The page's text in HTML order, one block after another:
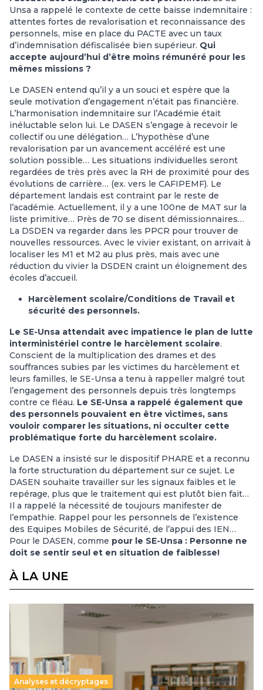
Unsa a rappelé le contexte de cette baisse indemnitaire :
attentes fortes de revalorisation et reconnaissance des
personnels, mise en place du PACTE avec un taux
d’indemnisation défiscalisée bien supérieur. Qui
accepte aujourd’hui d’être moins rémunéré pour les
mêmes missions ?
Le DASEN entend qu’il y a un souci et espère que la
seule motivation d’engagement n’était pas financière.
L’harmonisation indemnitaire sur l’Académie était
inéluctable selon lui. Le DASEN s’engage à recevoir le
collectif ou une délégation… L’hypothèse d’une
revalorisation par un avancement accéléré est une
solution possible… Les situations individuelles seront
regardées de très près avec la RH de proximité pour des
évolutions de carrière… (ex. vers le CAFIPEMF). Le
département landais est contraint par le reste de
l’académie. Actuellement, il y a une 100ne de MAT sur la
liste primitive… Près de 70 se disent démissionnaires…
La DSDEN va regarder dans les PPCR pour trouver de
nouvelles ressources. Avec le vivier existant, on arrivait à
localiser les M1 et M2 au plus près, mais avec une
réduction du vivier la DSDEN craint un éloignement des
écoles d’accueil.
Harcèlement scolaire/Conditions de Travail et
sécurité des personnels.
Le SE-Unsa attendait avec impatience le plan de lutte
interministériel contre le harcèlement scolaire.
Conscient de la multiplication des drames et des
souffrances subies par les victimes du harcèlement et
leurs familles, le SE-Unsa a tenu à rappeller malgré tout
l’engagement des personnels depuis très longtemps
contre ce fléau. Le SE-Unsa a rappelé également que
des personnels pouvaient en être victimes, sans
vouloir comparer les situations, ni occulter cette
problématique forte du harcèlement scolaire.
Le DASEN a insisté sur le dispositif PHARE et a reconnu
la forte structuration du département sur ce sujet. Le
DASEN souhaite travailler sur les signaux faibles et le
repérage, plus que le traitement qui est plutôt bien fait…
Il a rappelé la nécessité de toujours manifester de
l’empathie. Rappel pour les personnels de l’existence
des Equipes Mobiles de Sécurité, de l’appui des IEN…
Pour le DASEN, comme pour le SE-Unsa : Personne ne
doit se sentir seul et en situation de faiblesse!
À LA UNE
Analyses et décryptages